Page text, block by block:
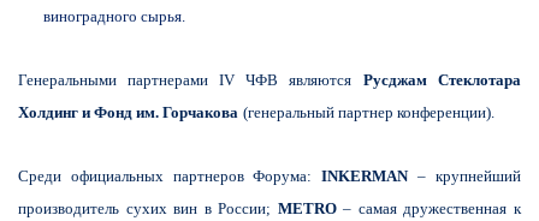
виноградного сырья.
Генеральными партнерами IV ЧФВ являются
Русджам Стеклотара
Холдинг и Фонд им. Горчакова (генеральный партнер конференции).
Среди официальных партнеров Форума: INKERMAN – крупнейший
производитель сухих вин в России; METRO – cамая дружественная к